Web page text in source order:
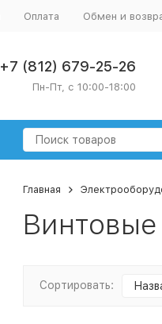
Оплата Обмен и
+7 (812) 679-25-26
Пн-Пт, с 10:00-18:00
Главная
Сортировать: